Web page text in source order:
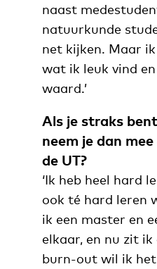
naast
natuurkunde
net kijken. Maar
wat ik leuk vind
waard.’
Als je straks
neem je dan
de UT?
‘Ik heb heel hard
ook té hard leren
ik een master en
elkaar, en nu zit
burn-out wil ik